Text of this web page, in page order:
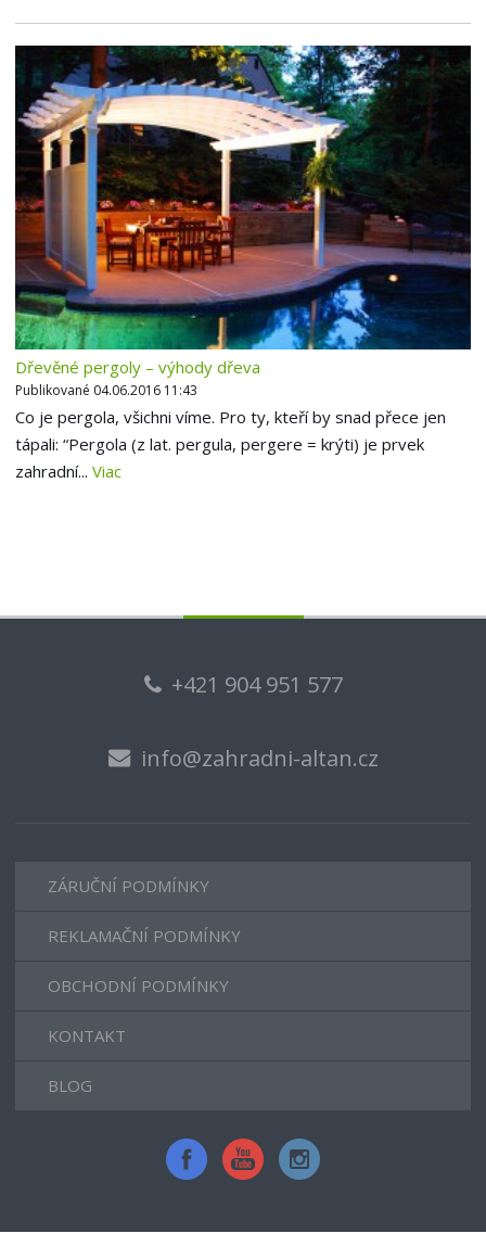
Dřevěné pergoly – výhody dřeva
Publikované 04.06.2016 11:43
Co je pergola, všichni víme. Pro ty, kteří by snad přece jen
tápali: “Pergola (z lat. pergula, pergere = krýti) je prvek
zahradní... Viac
+421 904 951 577
info@zahradni-altan.cz
ZÁRUČNÍ PODMÍNKY
REKLAMAČNÍ PODMÍNKY
OBCHODNÍ PODMÍNKY
KONTAKT
BLOG